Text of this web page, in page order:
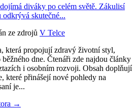
diváky po celém světě. Zákulisí
skutečné...
ze zdrojů V Telce
která propojují zdravý životní styl,
dne. Čtenáři zde najdou články
i osobním rozvoji. Obsah doplňují
které přinášejí nové pohledy na
je...
→